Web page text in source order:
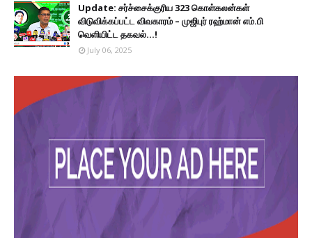
Update: சர்ச்சைக்குரிய 323 கொள்கலன்கள்
விடுவிக்கப்பட்ட விவகாரம் – முஜிபுர் ரஹ்மான் எம்.பி
வெளியிட்ட தகவல்...!
July 06, 2025